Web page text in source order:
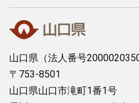
山口県 （法人番号
〒753-8501
山口県山口市滝町1番1号